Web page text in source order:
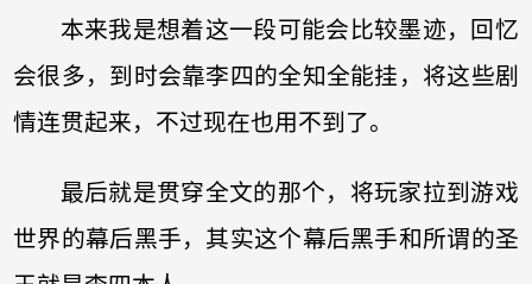
本来我是想着这一段可能会比较墨迹，回忆
会很多，到时会靠李四的全知全能挂，将这些剧
情连贯起来，不过现在也用不到了。
最后就是贯穿全文的那个，将玩家拉到游戏
世界的幕后黑手，其实这个幕后黑手和所谓的圣